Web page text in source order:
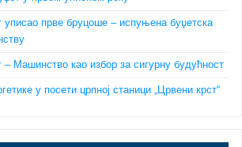
прве бруцоше – испуњена буџетска
– Машинство као избор за сигурну будућност
у посети црпној станици „Црвени крст“